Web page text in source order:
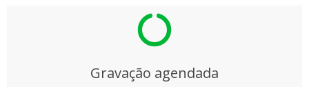
Gravação agendada